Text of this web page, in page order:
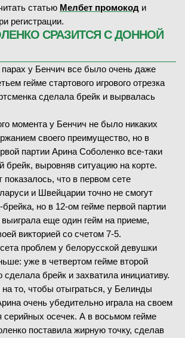
статью Мелбет промокод и
регистрации.
СРАЗИТСЯ С ДОННОЙ
у Бенчич все было очень даже
гейме стартового игрового отрезка
сделала брейк и вырвалась
момента у Бенчич не было никаких
своего преимущество, но в
партии Арина Соболенко все-таки
брейк, выровняв ситуацию на корте.
показалось, что в первом сете
и Швейцарии точно не смогут
но в 12-ом гейме первой партии
еще один гейм на приеме,
викторией со счетом 7-5.
проблем у белорусской девушки
уже в четвертом гейме второй
сделала брейк и захватила инициативу.
то, чтобы отыграться, у Белинды
очень убедительно играла на своем
серийных осечек. А в восьмом гейме
поставила жирную точку, сделав